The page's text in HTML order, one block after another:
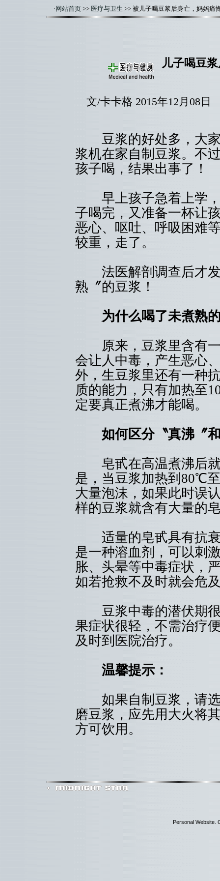
· 网站首页 >> 医疗与卫生 >> 被儿子喝豆浆后身亡，妈妈痛
儿子喝豆
文/卡卡格 2015年12月08
豆浆的好处多，大家
浆机在家自制豆浆。不
孩子喝，结果出事了！
早上孩子急着上学，
子喝完，又准备一杯让
恶心、呕吐、呼吸困难
较重，走了。
法医解剖调查后才发
熟〞的豆浆！
为什么喝了未煮熟
原来，豆浆里含有一
会让人中毒，产生恶心
外，生豆浆里还有一种
质的能力，只有加热至
定要真正煮沸才能喝。
如何区分〝真沸〞
皂甙在高温煮沸后就
是，当豆浆加热到80℃
大量泡沫，如果此时误
样的豆浆就含有大量的
适量的皂甙具有抗衰
是一种溶血剂，可以刺
胀、头晕等中毒症状，
如若抢救不及时就会危
豆浆中毒的潜伏期很
果症状很轻，不需治疗
及时到医院治疗。
温馨提示：
如果自制豆浆，请选
磨豆浆，应先用大火将
方可饮用。
Personal Website.